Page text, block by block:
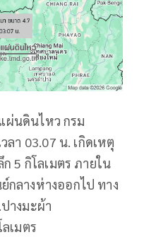
ผ่นดินไหว กรม
ลา 03.07 น. เกิดเหตุ
5 กิโลเมตร ภายใน
กลางห่างออกไป ทาง
างมะผ้า
เมตร